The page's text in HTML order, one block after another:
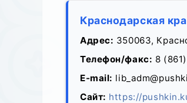
Краснодарская
Адрес: 350063,
Телефон/факс: 8
E-mail:
Сайт: https://